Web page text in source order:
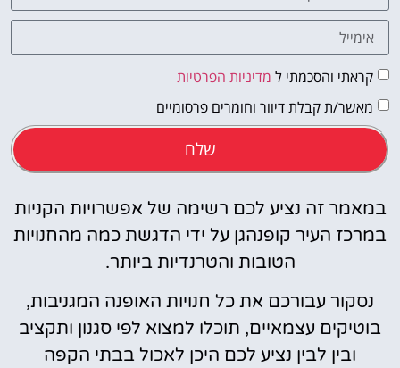
קראתי והסכמתי ל מדיניות הפרטיות
מאשר/ת קבלת דיוור וחומרים פרסומיים
שלח
במאמר זה נציע לכם רשימה של אפשרויות הקניות
במרכז העיר קופנהגן על ידי הדגשת כמה מהחנויות
הטובות והטרנדיות ביותר.
נסקור עבורכם את כל חנויות האופנה המגניבות,
בוטיקים עצמאיים, תוכלו למצוא לפי סגנון ותקציב
ובין לבין נציע לכם היכן לאכול בבתי הקפה